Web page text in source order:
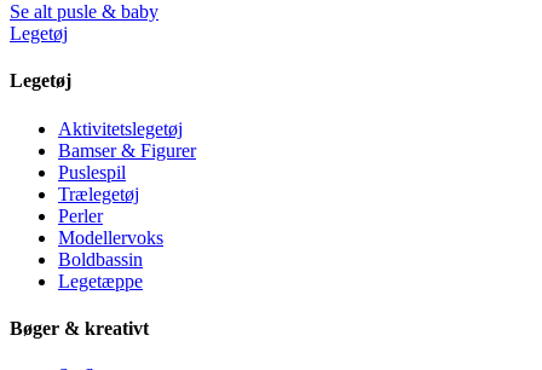
Se alt pusle & baby
Legetøj
Legetøj
Aktivitetslegetøj
Bamser & Figurer
Puslespil
Trælegetøj
Perler
Modellervoks
Boldbassin
Legetæppe
Bøger & kreativt